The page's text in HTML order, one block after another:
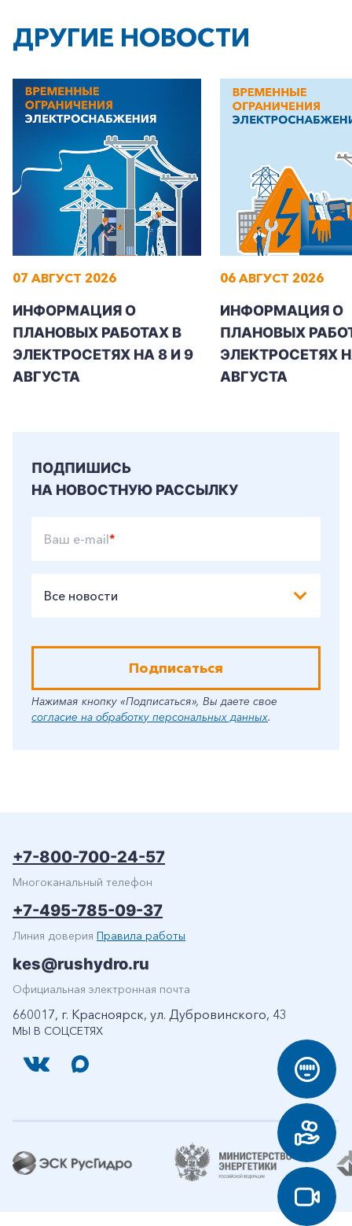
ДРУГИЕ НОВОСТИ
07 АВГУСТ 2026
ИНФОРМАЦИЯ О
ПЛАНОВЫХ РАБОТАХ В
ЭЛЕКТРОСЕТЯХ НА 8 И 9
АВГУСТА
06 АВГУСТ 2026
ИНФОРМАЦИЯ О
ПЛАНОВЫХ
ЭЛЕКТРОСЕТЯХ
АВГУСТА
ПОДПИШИСЬ
НА НОВОСТНУЮ РАССЫЛКУ
Ваш e-mail*
Все новости
Подписаться
Нажимая кнопку «Подписаться», Вы даете свое
согласие на обработку персональных данных.
МЫ В СОЦСЕТЯХ
+7-800-700-24-57
Многоканальный телефон
+7-495-785-09-37
Линия доверия Правила работы
kes@rushydro.ru
Официальная электронная почта
660017, г. Красноярск, ул. Дубровинского, 43